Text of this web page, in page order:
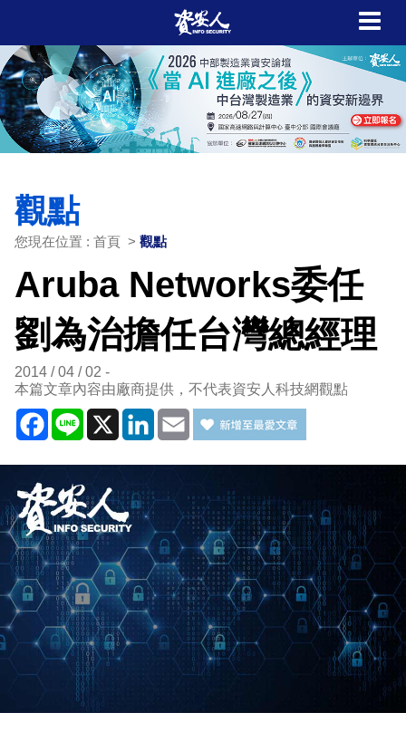
觀點
您現在位置 : 首頁 > 觀點
Aruba Networks委任
劉為治擔任台灣總經理
2014 / 04 / 02
本篇文章內容由廠商提供，不代表資安人科技網觀點
Facebook
Line X LinkedIn
Email